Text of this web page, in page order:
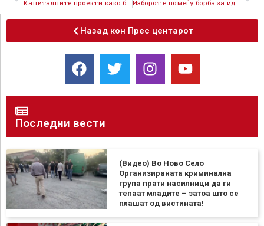
Назад кон Прес центарот
Последни вести
(Видео) Во Ново Село
Организираната криминална
група прати насилници да ги
тепаат младите – затоа што се
плашат од вистината!